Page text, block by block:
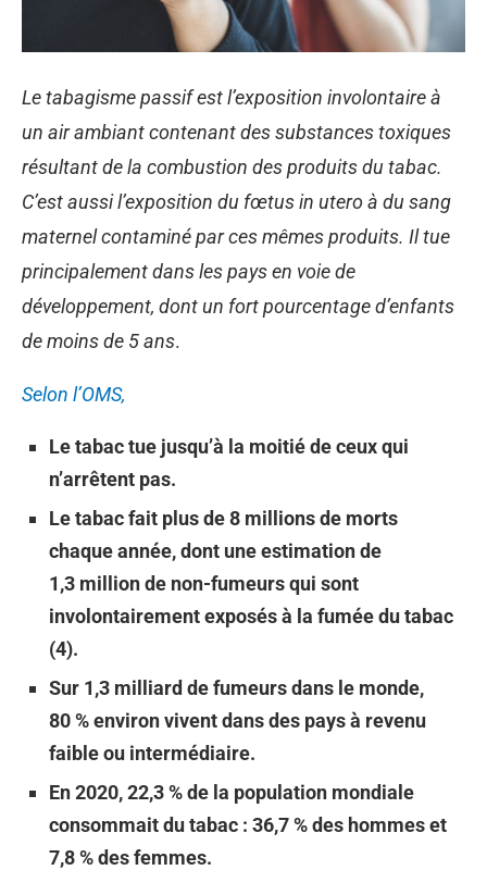
Le tabagisme passif est l’exposition involontaire à
un air ambiant contenant des substances toxiques
résultant de la combustion des produits du tabac.
C’est aussi l’exposition du fœtus in utero à du sang
maternel contaminé par ces mêmes produits. Il tue
principalement dans les pays en voie de
développement, dont un fort pourcentage d’enfants
de moins de 5 ans.
Selon l’OMS,
Le tabac tue jusqu’à la moitié de ceux qui
n’arrêtent pas.
Le tabac fait plus de 8 millions de morts
chaque année, dont une estimation de
1,3 million de non-fumeurs qui sont
involontairement exposés à la fumée du tabac
(4).
Sur 1,3 milliard de fumeurs dans le monde,
80 % environ vivent dans des pays à revenu
faible ou intermédiaire.
En 2020, 22,3 % de la population mondiale
consommait du tabac : 36,7 % des hommes et
7,8 % des femmes.